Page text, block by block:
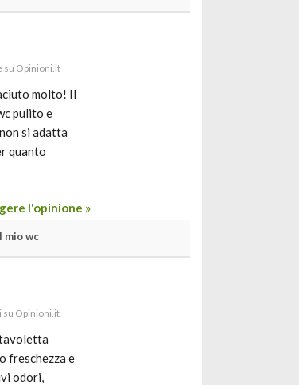
su Opinioni.it
molto! Il
pulito e
si adatta
quanto
l'opinione »
mio wc
su Opinioni.it
freschezza e
odori,